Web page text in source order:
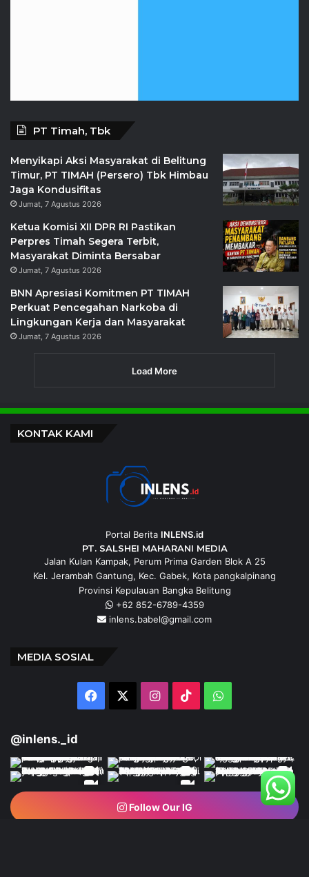
PT Timah, Tbk
Menyikapi Aksi Masyarakat di Belitung
Timur, PT TIMAH (Persero) Tbk Himbau
Jaga Kondusifitas
Jumat, 7 Agustus 2026
Ketua Komisi XII DPR RI Pastikan
Perpres Timah Segera Terbit,
Masyarakat Diminta Bersabar
Jumat, 7 Agustus 2026
BNN Apresiasi Komitmen PT TIMAH
Perkuat Pencegahan Narkoba di
Lingkungan Kerja dan Masyarakat
Jumat, 7 Agustus 2026
Load More
KONTAK KAMI
Portal Berita INLENS.id
PT. SALSHEI MAHARANI MEDIA
Jalan Kulan Kampak, Perum Prima Garden Blok A 25
Kel. Jerambah Gantung, Kec. Gabek, Kota pangkalpinang
Provinsi Kepulauan Bangka Belitung
+62 852-6789-4359
inlens.babel@gmail.com
MEDIA SOSIAL
Facebook Instagram
TikTokWhatsApp
@inlens._id
Follow Our IG